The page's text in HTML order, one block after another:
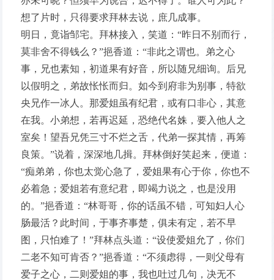
想了片时，只得要求拜林去说，庶几成事。
明日，竟诣邹宅。拜林接入，笑道：“昨日不别而行，
莫非舍不得钱么？”挹香道：“非此之谓也。弟之心
事，兄也素知，初道果有好音，所以随兄细询。后兄
以假明之，弟故怅怅而归。如今到府非为别事，特欲
央兄作一冰人。那爱姐虽有纪君，或有口非心，其意
在我。小弟想，若再迟延，恐绝代名姝，要入他人之
室矣！望吾兄凭三寸不烂之舌，代弟一探其情，再筹
良策。”说着，深深地几揖。拜林倒好笑起来，便道：
“痴弟弟，你也太觉心急了，爱姐果有心于你，你也不
必着急；爱姐若有意纪君，即竭力说之，也是没用
的。”挹香道：“林哥哥，你的话虽不错，可知妇人心
肠最活？此时间，于事齐事楚，俱未有定，若不早
图，只怕难了！”拜林点头道：“设使爱姐允了，你们
二老不知可肯否？”挹香道：“不须虑得，一则父母有
爱子之心，二则爱姐的事，我也吐过几句，决无不